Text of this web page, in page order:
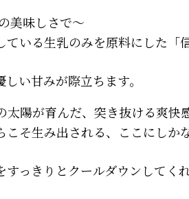
美味しさで～
いる生乳のみを原料にした「
い甘みが際立ちます。
太陽が育んだ、突き抜ける爽快
そ生み出される、ここにしか
っきりとクールダウンしてく